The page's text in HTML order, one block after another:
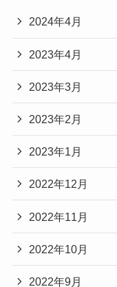
2024年4月
2023年4月
2023年3月
2023年2月
2023年1月
2022年12月
2022年11月
2022年10月
2022年9月